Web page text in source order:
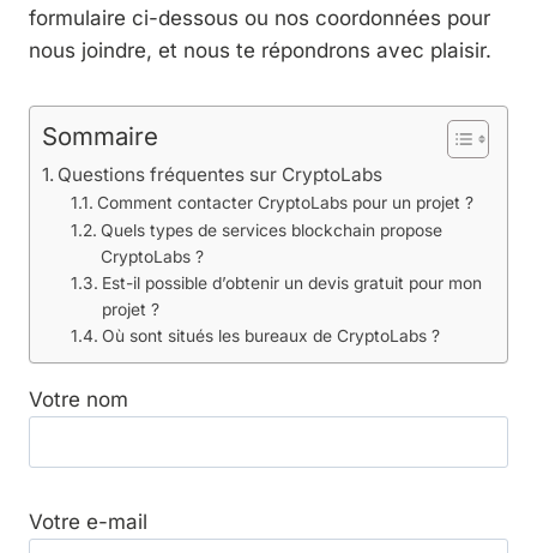
formulaire ci-dessous ou nos coordonnées pour
nous joindre, et nous te répondrons avec plaisir.
Sommaire
Questions fréquentes sur CryptoLabs
Comment contacter CryptoLabs pour un projet ?
Quels types de services blockchain propose
CryptoLabs ?
Est-il possible d’obtenir un devis gratuit pour mon
projet ?
Où sont situés les bureaux de CryptoLabs ?
Votre nom
Votre e-mail